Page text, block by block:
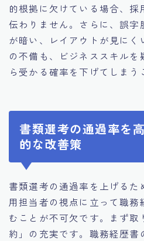
的根拠に欠けている場合、
伝わりません。さらに、誤字
が暗い、レイアウトが見に
の不備も、ビジネススキルを
ら受かる確率を下げてしまう
書類選考の通過率を
的な改善策
書類選考の通過率を上げる
用担当者の視点に立って職務
むことが不可欠です。まず取
約」の充実です。職務経歴書